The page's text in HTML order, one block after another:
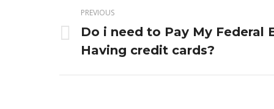
navigation
PREVIOUS
Previous
post:
Do i need to Pay My Federal
Having credit cards?